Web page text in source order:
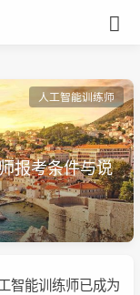
人工智能训练师
报考条件与说
智能训练师已成为